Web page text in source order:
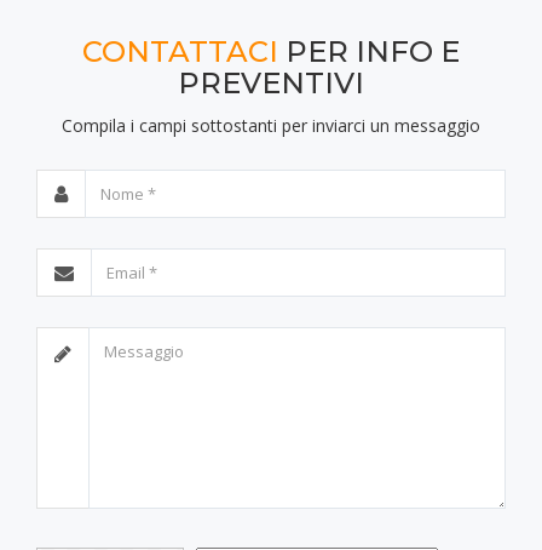
CONTATTACI PER INFO E
PREVENTIVI
Compila i campi sottostanti per inviarci un messaggio